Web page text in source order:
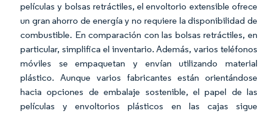
películas y bolsas retráctiles, el envoltorio extensible ofrece
un gran ahorro de energía y no requiere la disponibilidad de
combustible. En comparación con las bolsas retráctiles, en
particular, simplifica el inventario. Además, varios teléfonos
móviles se empaquetan y envían utilizando material
plástico. Aunque varios fabricantes están orientándose
hacia opciones de embalaje sostenible, el papel de las
películas y envoltorios plásticos en las cajas sigue